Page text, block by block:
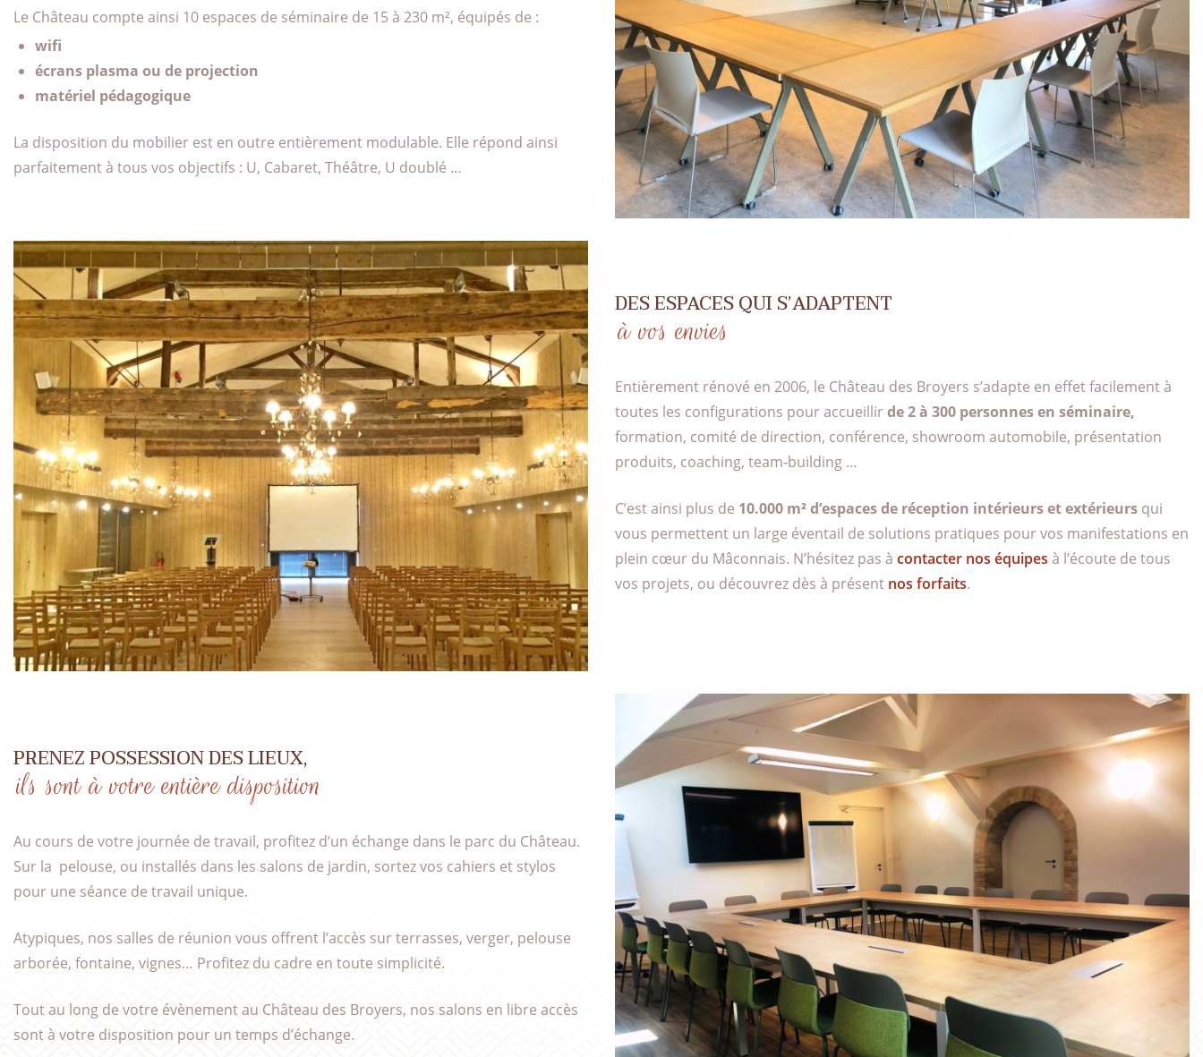
Le Château compte ainsi 10 espaces de séminaire de 15 à 230 m², équipés de :
wifi
écrans plasma ou de projection
matériel pédagogique
La disposition du mobilier est en outre entièrement modulable. Elle répond ainsi
parfaitement à tous vos objectifs : U, Cabaret, Théâtre, U doublé …
DES ESPACES QUI S’ADAPTENT
à vos envies
Entièrement rénové en 2006, le Château des Broyers s’adapte en effet facilement à
toutes les configurations pour accueillirde 2 à 300 personnes en séminaire,
formation, comité de direction, conférence, showroom automobile, présentation
produits, coaching, team-building …
C’est ainsi plus de 10.000 m² d’espaces de réception intérieurs et extérieurs qui
vous permettent un large éventail de solutions pratiques pour vos manifestations en
plein cœur du Mâconnais. N’hésitez pas à contacter nos équipes à l’écoute de tous
vos projets, ou découvrez dès à présent nos forfaits.
PRENEZ POSSESSION DES LIEUX,
ils sont à votre entière disposition
Au cours de votre journée de travail, profitez d’un échange dans le parc du Château.
Sur la pelouse, ou installés dans les salons de jardin, sortez vos cahiers et stylos
pour une séance de travail unique.
Atypiques, nos salles de réunion vous offrent l’accès sur terrasses, verger, pelouse
arborée, fontaine, vignes… Profitez du cadre en toute simplicité.
Tout au long de votre évènement au Château des Broyers, nos salons en libre accès
sont à votre disposition pour un temps d’échange.